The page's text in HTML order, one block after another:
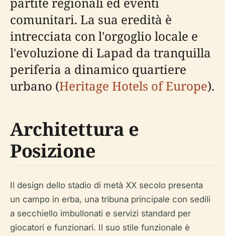
comunitari. La sua eredità è
intrecciata con l'orgoglio locale e
l'evoluzione di Lapad da tranquilla
periferia a dinamico quartiere
urbano (Heritage Hotels of Europe).
Architettura e
Posizione
Il design dello stadio di metà XX secolo presenta
un campo in erba, una tribuna principale con sedili
a secchiello imbullonati e servizi standard per
giocatori e funzionari. Il suo stile funzionale è